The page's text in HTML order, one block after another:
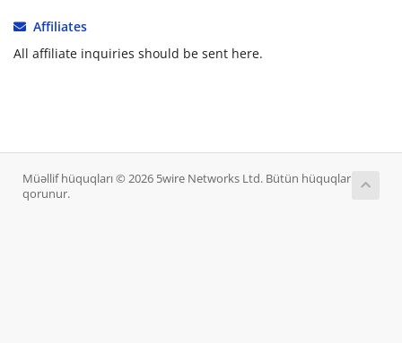
Affiliates
All affiliate inquiries should be sent here.
Müəllif hüquqları © 2026 5wire Networks Ltd. Bütün hüquqlar
qorunur.